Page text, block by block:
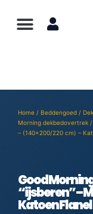
Home / Beddengoed /
Morning dekbedovertrek
– (140×200/220 cm) –
Good
“ijsberen” –
Katoen Flanel